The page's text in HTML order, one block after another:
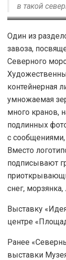
в такой
Минералы из
Музея
«Идея Севера».
Один из
завоза,
Северного
контейнерная
умножаемая
много кранов,
подлинных
с
Вместо
подписывают
снег, морзянка,
Выставку
центре
Ранее
выставки